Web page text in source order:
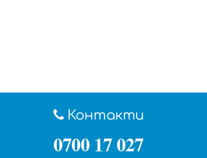
Контакти
0700 17 027